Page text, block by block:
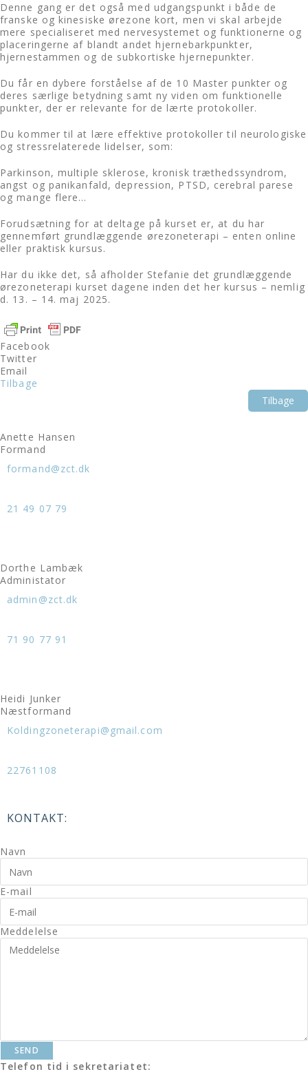
Denne gang er det også med udgangspunkt i både de
franske og kinesiske ørezone kort, men vi skal arbejde
mere specialiseret med nervesystemet og funktionerne og
placeringerne af blandt andet hjernebarkpunkter,
hjernestammen og de subkortiske hjernepunkter.
Du får en dybere forståelse af de 10 Master punkter og
deres særlige betydning samt ny viden om funktionelle
punkter, der er relevante for de lærte protokoller.
Du kommer til at lære effektive protokoller til neurologiske
og stressrelaterede lidelser, som:
Parkinson, multiple sklerose, kronisk træthedssyndrom,
angst og panikanfald, depression, PTSD, cerebral parese
og mange flere…
Forudsætning for at deltage på kurset er, at du har
gennemført grundlæggende ørezoneterapi – enten online
eller praktisk kursus.
Har du ikke det, så afholder Stefanie det grundlæggende
ørezoneterapi kurset dagene inden det her kursus – nemlig
d. 13. – 14. maj 2025.
Facebook
Twitter
Email
Tilbage
Tilbage
Anette Hansen
Formand
formand@zct.dk
21 49 07 79
Dorthe Lambæk
Administator
admin@zct.dk
71 90 77 91
Heidi Junker
Næstformand
Koldingzoneterapi@gmail.com
22761108
KONTAKT:
Navn
E-mail
Meddelelse
SEND
Telefon tid i sekretariatet: